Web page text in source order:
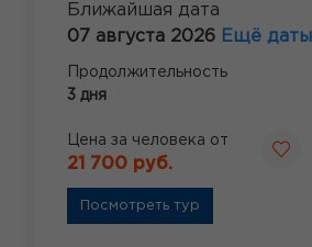
Ближайшая дата
07 августа 2026 Ещё даты
Продолжительность
3 дня
Цена за человека от
21 700 руб.
Посмотреть тур